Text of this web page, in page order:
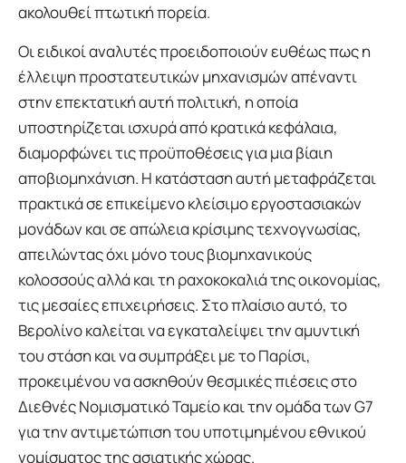
ακολουθεί πτωτική πορεία.
Οι ειδικοί αναλυτές προειδοποιούν ευθέως πως η
έλλειψη προστατευτικών μηχανισμών απέναντι
στην επεκτατική αυτή πολιτική, η οποία
υποστηρίζεται ισχυρά από κρατικά κεφάλαια,
διαμορφώνει τις προϋποθέσεις για μια βίαιη
αποβιομηχάνιση. Η κατάσταση αυτή μεταφράζεται
πρακτικά σε επικείμενο κλείσιμο εργοστασιακών
μονάδων και σε απώλεια κρίσιμης τεχνογνωσίας,
απειλώντας όχι μόνο τους βιομηχανικούς
κολοσσούς αλλά και τη ραχοκοκαλιά της οικονομίας,
τις μεσαίες επιχειρήσεις. Στο πλαίσιο αυτό, το
Βερολίνο καλείται να εγκαταλείψει την αμυντική
του στάση και να συμπράξει με το Παρίσι,
προκειμένου να ασκηθούν θεσμικές πιέσεις στο
Διεθνές Νομισματικό Ταμείο και την ομάδα των G7
για την αντιμετώπιση του υποτιμημένου εθνικού
νομίσματος της ασιατικής χώρας.